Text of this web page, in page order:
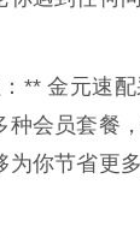
** 金元速
种会员套餐
为你节省更